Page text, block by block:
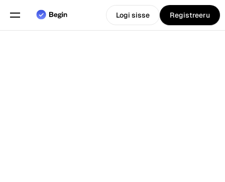
Logi sisse Registreeru